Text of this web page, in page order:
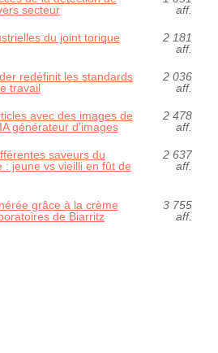
secteur
aff.
du joint torique
2 181
aff.
redéfinit les standards
travail
2 036
aff.
avec des images de
générateur d'images
2 478
aff.
saveurs du
: jeune vs vieilli en fût de
2 637
aff.
grâce à la crème
de Biarritz
3 755
aff.